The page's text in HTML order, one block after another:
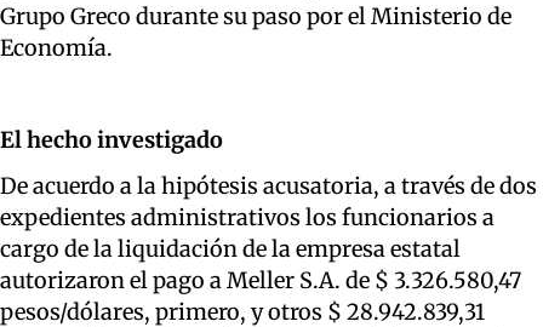
Grupo Greco durante su paso por el Ministerio de
Economía.
El hecho investigado
De acuerdo a la hipótesis acusatoria, a través de dos
expedientes administrativos los funcionarios a
cargo de la liquidación de la empresa estatal
autorizaron el pago a Meller S.A. de $ 3.326.580,47
pesos/dólares, primero, y otros $ 28.942.839,31